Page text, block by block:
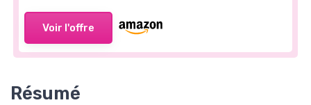
Voir l'offre
Résumé